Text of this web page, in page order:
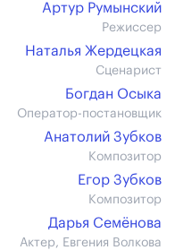
Артур Румынский
Режиссер
Наталья Жердецкая
Сценарист
Богдан Осыка
Оператор-постановщик
Анатолий Зубков
Композитор
Егор Зубков
Композитор
Дарья Семёнова
Актер, Евгения Волкова